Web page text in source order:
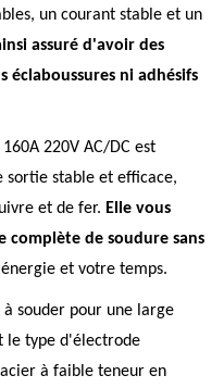
un courant stable et un
assuré d'avoir des
éclaboussures ni adhésifs
220V AC/DC est
sortie stable et efficace,
et de fer. Elle vous
de soudure sans
et votre temps.
souder pour une large
le type d'électrode
à faible teneur en